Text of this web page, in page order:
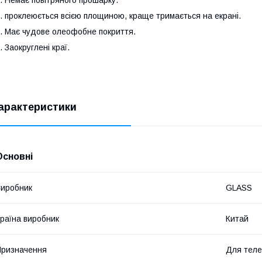
проклеюється всією площиною, краще тримається на екрані.
Має чудове олеофобне покриття.
Заокруглені краї.
GLASS
виробник Китай
Для